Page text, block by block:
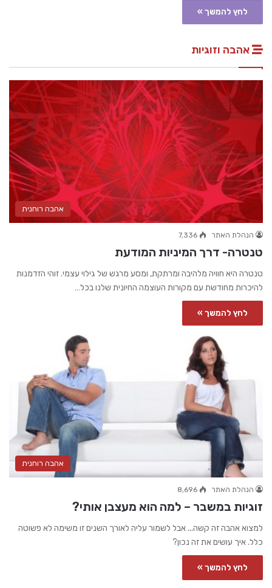
לחץ להמשך »
אהבה וזוגיות
אהבה רוחנית
הנהלת האתר 7,336
טנטרה- דרך המיניות המודעת
טנטרה היא חוויה מלהיבה ומרתקת, ומסע מרגש של גילוי עצמי. זוהי הזדמנות
להיכרות מחודשת עם מקורות העוצמה החיונית שלנו בכל…
לחץ להמשך »
אהבה רוחנית
הנהלת האתר 8,696
זוגיות במשבר – למה הוא מעצבן אותי?
למצוא אהבה זה קשה... אבל לשמור עליה לאורך השנים זו משימה לא פשוטה
כלל. איך עושים את זה נכון?
לחץ להמשך »